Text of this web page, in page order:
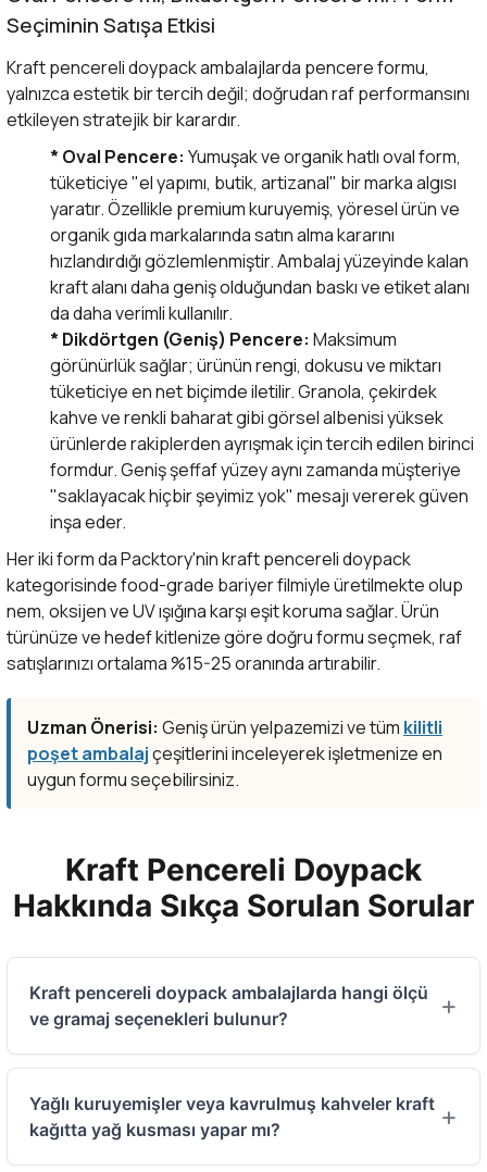
Seçiminin Satışa Etkisi
Kraft pencereli doypack ambalajlarda pencere formu,
yalnızca estetik bir tercih değil; doğrudan raf performansını
etkileyen stratejik bir karardır.
* Oval Pencere: Yumuşak ve organik hatlı oval form,
tüketiciye "el yapımı, butik, artizanal" bir marka algısı
yaratır. Özellikle premium kuruyemiş, yöresel ürün ve
organik gıda markalarında satın alma kararını
hızlandırdığı gözlemlenmiştir. Ambalaj yüzeyinde kalan
kraft alanı daha geniş olduğundan baskı ve etiket alanı
da daha verimli kullanılır.
* Dikdörtgen (Geniş) Pencere: Maksimum
görünürlük sağlar; ürünün rengi, dokusu ve miktarı
tüketiciye en net biçimde iletilir. Granola, çekirdek
kahve ve renkli baharat gibi görsel albenisi yüksek
ürünlerde rakiplerden ayrışmak için tercih edilen birinci
formdur. Geniş şeffaf yüzey aynı zamanda müşteriye
"saklayacak hiçbir şeyimiz yok" mesajı vererek güven
inşa eder.
Her iki form da Packtory'nin kraft pencereli doypack
kategorisinde food-grade bariyer filmiyle üretilmekte olup
nem, oksijen ve UV ışığına karşı eşit koruma sağlar. Ürün
türünüze ve hedef kitlenize göre doğru formu seçmek, raf
satışlarınızı ortalama %15-25 oranında artırabilir.
Uzman Önerisi: Geniş ürün yelpazemizi ve tüm kilitli
poşet ambalajçeşitlerini inceleyerek işletmenize en
uygun formu seçebilirsiniz.
Kraft Pencereli Doypack
Hakkında Sıkça Sorulan Sorular
Kraft pencereli doypack ambalajlarda hangi ölçü
ve gramaj seçenekleri bulunur?
Kategorimizde satışı yapılan kraft pencereli doypack
modellerimiz, ürün hacminize göre 50 gr, 100 gr, 250 gr,
500 gr, 750 gr ve 1000 gr (1 kg) kapasite seçenekleriyle
sunulmaktadır. (Gramajlar standart toz gıdaya göre
Yağlı kuruyemişler veya kavrulmuş kahveler kraft
kağıtta yağ kusması yapar mı?